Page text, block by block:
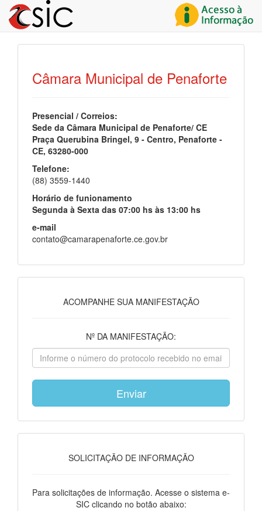
Câmara Municipal de Penaforte
Presencial / Correios:
Sede da Câmara Municipal de Penaforte/ CE
Praça Querubina Bringel, 9 - Centro, Penaforte -
CE, 63280-000
Telefone:
(88) 3559-1440
Horário de funionamento
Segunda à Sexta das 07:00 hs às 13:00 hs
e-mail
contato@camarapenaforte.ce.gov.br
ACOMPANHE SUA MANIFESTAÇÃO
Nº DA MANIFESTAÇÃO:
SOLICITAÇÃO DE INFORMAÇÃO
Para solicitações de informação. Acesse o sistema e-
SIC clicando no botão abaixo: